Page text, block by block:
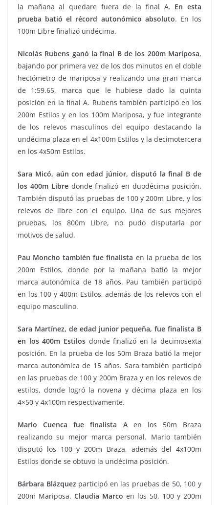
la mañana al quedare fuera de la final A. En esta
prueba batió el récord autonómico absoluto. En los
100m Libre finalizó undécima.
Nicolás Rubens ganó la final B de los 200m Mariposa,
bajando por primera vez de los dos minutos en el doble
hectómetro de mariposa y realizando una gran marca
de 1:59.65, marca que le hubiese dado la quinta
posición en la final A. Rubens también participó en los
200m Estilos y en los 100m Mariposa, y fue integrante
de los relevos masculinos del equipo destacando la
undécima plaza en el 4x100m Estilos y la decimotercera
en los 4x50m Estilos.
Sara Micó, aún con edad júnior, disputó la final B de
los 400m Libredonde finalizó en duodécima posición.
También disputó las pruebas de 100 y 200m Libre, y los
relevos de libre con el equipo. Una de sus mejores
pruebas, los 800m Libre, no pudo disputarla por
motivos de salud.
Pau Moncho también fue finalista en la prueba de los
200m Estilos, donde por la mañana batió la mejor
marca autonómica de 18 años. Pau también participó
en los 100 y 400m Estilos, además de los relevos con el
equipo masculino.
Sara Martínez, de edad junior pequeña, fue finalista B
en los 400m Estilosdonde finalizó en la decimosexta
posición. En la prueba de los 50m Braza batió la mejor
marca autonómica de 15 años. Sara también participó
en las pruebas de 100 y 200m Braza y en los relevos de
estilos, donde logró la novena y décima plaza en los
4×50 y 4x100m respectivamente.
Mario Cuenca fue finalista Aen los 50m Braza
realizando su mejor marca personal. Mario también
disputó los 100 y 200m Braza, además del 4x100m
Estilos donde se obtuvo la undécima posición.
Bárbara Blázquezparticipó en las pruebas de 50, 100 y
200m Mariposa. Claudia Marco en los 50, 100 y 200m